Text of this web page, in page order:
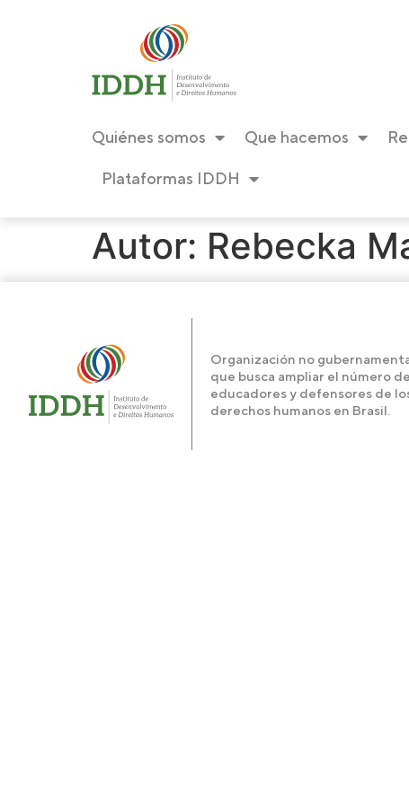
Quiénes somos Que hacemos
Plataformas IDDH
Autor: Rebecka
Organización no
que busca ampliar el número de
educadores y defensores de
derechos humanos en Brasil.